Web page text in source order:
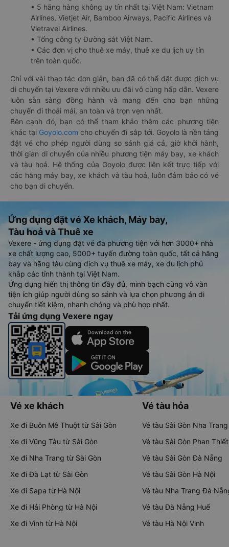
• 5 hãng hàng không uy tín nhất tại Việt Nam: Vietnam
Airlines, Vietjet Air, Bamboo Airways, Pacific Airlines và
Vietravel Airlines.
• Tổng công ty Đường sắt Việt Nam.
• Các đơn vị cho thuê xe máy, thuê xe du lịch uy tín
trên toàn quốc.
Chỉ với vài thao tác đơn giản, bạn đã có thể đặt được dịch vụ
di chuyển tại Vexere với nhiều ưu đãi vô cùng hấp dẫn. Vexere
luôn sẵn sàng đồng hành và mang đến cho bạn những
chuyến đi thoải mái, an toàn và trọn vẹn nhất.
Bên cạnh đó, bạn có thể tham khảo thêm các phương tiện
khác tại Goyolo.com cho chuyến đi sắp tới. Goyolo là nền tảng
đặt vé cho phép người dùng so sánh giá cả, giờ khởi hành,
thời gian di chuyển của nhiều phương tiện máy bay, xe khách
và tàu hoả. Hệ thống của Goyolo được liên kết trực tiếp với
các hãng máy bay, xe khách và tàu hoả, luôn đảm bảo có vé
cho bạn di chuyển.
Ứng dụng đặt vé Xe khách, Máy bay,
Tàu hoả và Thuê xe
Vexere - ứng dụng đặt vé đa phương tiện với hơn 3000+ nhà
xe chất lượng cao, 5000+ tuyến đường toàn quốc, tất cả hãng
bay và hãng tàu cùng dịch vụ thuê xe máy, xe du lịch phủ
khắp các tỉnh thành tại Việt Nam.
Ứng dụng hiển thị thông tin đầy đủ, minh bạch cùng vô vàn
tiện ích giúp người dùng so sánh và lựa chọn phương án di
chuyển tiết kiệm, nhanh chóng và phù hợp nhất.
Tải ứng dụng Vexere ngay
Vé xe khách
Xe đi Buôn Mê Thuột từ Sài Gòn
Xe đi Vũng Tàu từ Sài Gòn
Xe đi Nha Trang từ Sài Gòn
Xe đi Đà Lạt từ Sài Gòn
Xe đi Sapa từ Hà Nội
Xe đi Hải Phòng từ Hà Nội
Xe đi Vinh từ Hà Nội
Vé tàu hỏa
Vé tàu Sài Gòn Nha Trang
Vé tàu Sài Gòn Phan Thiết
Vé tàu Sài Gòn Đà Nẵng
Vé tàu Sài Gòn Hà Nội
Vé tàu Nha Trang Đà
Vé tàu Đà Nẵng Huế
Vé tàu Hà Nội Vinh